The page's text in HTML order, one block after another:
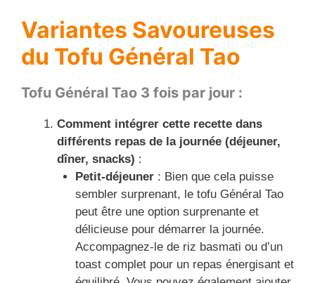
Variantes Savoureuses
du Tofu Général Tao
Tofu Général Tao 3 fois par jour :
Comment intégrer cette recette dans
différents repas de la journée (déjeuner,
dîner, snacks) :
Petit-déjeuner: Bien que cela puisse
sembler surprenant, le tofu Général Tao
peut être une option surprenante et
délicieuse pour démarrer la journée.
Accompagnez-le de riz basmati ou d’un
toast complet pour un repas énergisant et